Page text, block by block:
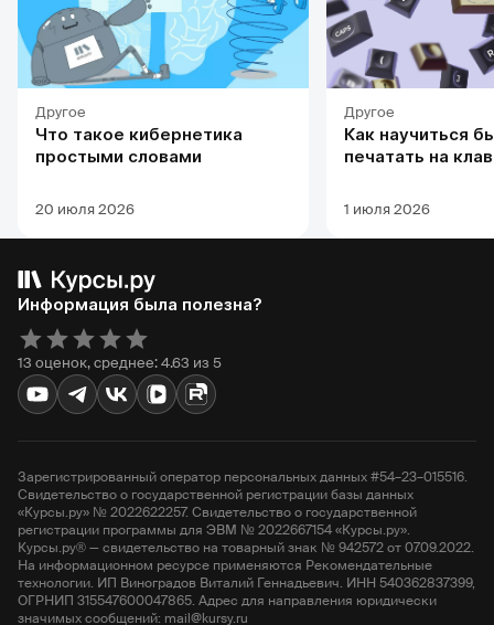
Другое
Что такое кибернетика
простыми словами
20 июля 2026
Другое
Как научиться
печатать на
1 июля 2026
Информация была полезна?
13 оценок, среднее: 4.63 из 5
Зарегистрированный оператор персональных данных #54–23–015516.
Свидетельство о государственной регистрации базы данных
«Курсы.ру» № 2022622257. Свидетельство о государственной
регистрации программы для ЭВМ № 2022667154 «Курсы.ру».
Курсы.ру® — свидетельство на товарный знак № 942572 от 07.09.2022.
На информационном ресурсе применяются Рекомендательные
технологии. ИП Виноградов Виталий Геннадьевич. ИНН 540362837399,
ОГРНИП 315547600047865. Адрес для направления юридически
значимых сообщений: mail@kursy.ru